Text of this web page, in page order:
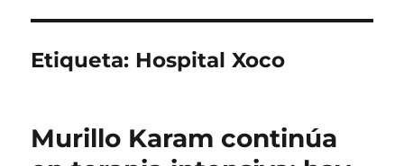
Etiqueta: Hospital Xoco
Murillo Karam continúa